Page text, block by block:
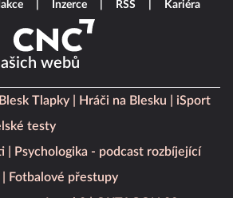
webů
Blesk Tlapky Hráči na Blesku
iSport
testy
Psychologika - podcast rozbíjející
Fotbalové přestupy
Inzerce RSS Kariéra